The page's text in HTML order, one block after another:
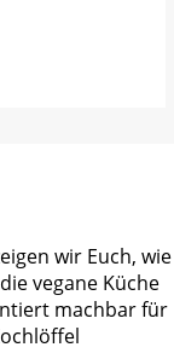
wir Euch, wie
vegane Küche
machbar für